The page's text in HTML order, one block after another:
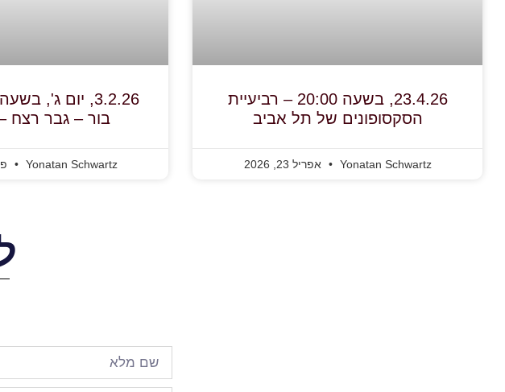
23.4.26, בשעה 20:00 – רביעיית
הסקסופונים של תל אביב
Yonatan Schwartz אפריל 23, 2026
בור – גבר רצח
Yonatan Schwartz